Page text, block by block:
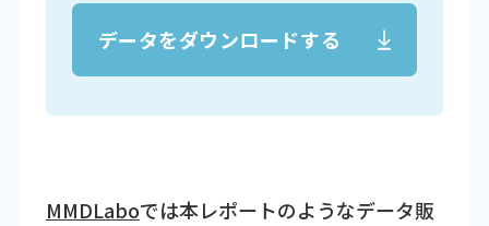
データをダウンロードする
MMDLaboでは本レポートのようなデータ販